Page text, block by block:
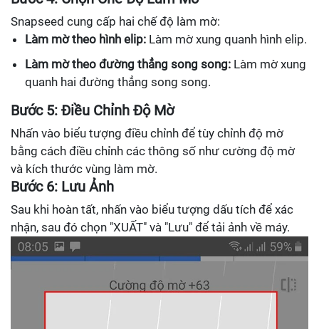
Snapseed cung cấp hai chế độ làm mờ:
Làm mờ theo hình elip: Làm mờ xung quanh hình elip.
Làm mờ theo đường thẳng song song: Làm mờ xung
quanh hai đường thẳng song song.
Bước 5: Điều Chỉnh Độ Mờ
Nhấn vào biểu tượng điều chỉnh để tùy chỉnh độ mờ
bằng cách điều chỉnh các thông số như cường độ mờ
và kích thước vùng làm mờ.
Bước 6: Lưu Ảnh
Sau khi hoàn tất, nhấn vào biểu tượng dấu tích để xác
nhận, sau đó chọn "XUẤT" và "Lưu" để tải ảnh về máy.